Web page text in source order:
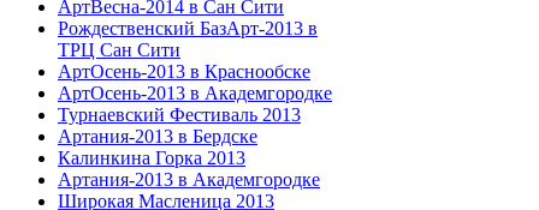
АртВесна-2014 в Сан Сити
Рождественский БазАрт-2013 в
ТРЦ Сан Сити
АртОсень-2013 в Краснообске
АртОсень-2013 в Академгородке
Турнаевский Фестиваль 2013
Артания-2013 в Бердске
Калинкина Горка 2013
Артания-2013 в Академгородке
Широкая Масленица 2013